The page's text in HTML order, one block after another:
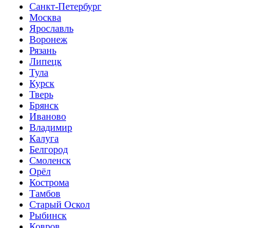
Санкт-Петербург
Москва
Ярославль
Воронеж
Рязань
Липецк
Тула
Курск
Тверь
Брянск
Иваново
Владимир
Калуга
Белгород
Смоленск
Орёл
Кострома
Тамбов
Старый Оскол
Рыбинск